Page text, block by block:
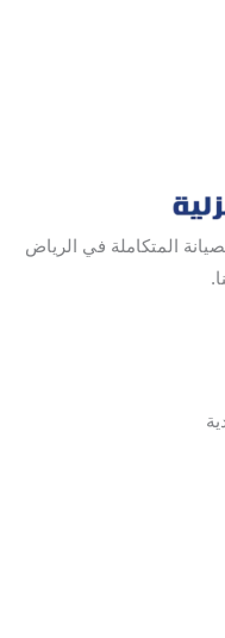
المتكاملة في الرياض